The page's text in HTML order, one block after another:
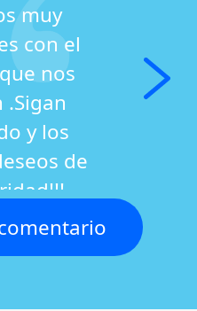
muy
con el
nos
.Sigan
y los
de